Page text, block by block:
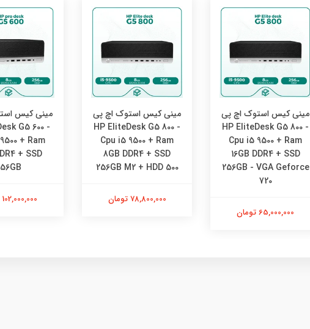
مینی کیس استوک اچ پی
HP EliteDesk G5 800 -
Cpu i5 9500 + Ram
16GB DDR4 + SSD
256GB - VGA Geforce
720
65,000,000 تومان
مینی کیس استوک اچ پی
HP EliteDesk G5 800 -
Cpu i5 9500 + Ram
8GB DDR4 + SSD
256GB M2 + HDD 500
78,800,000 تومان
مینی کیس
G5 600 -
+ Ram
+ SSD
102,000,000 تومان